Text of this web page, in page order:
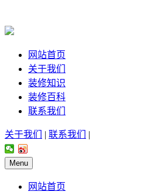
网站首页
关于我们
装修知识
装修百科
联系我们
关于我们 | 联系我们 |
Menu
网站首页